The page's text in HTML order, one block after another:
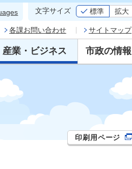
文字サイズ 標準 拡大
産業・ビジネス 市政の情報
各課お問い合わせ サイトマップ
印刷用ページ